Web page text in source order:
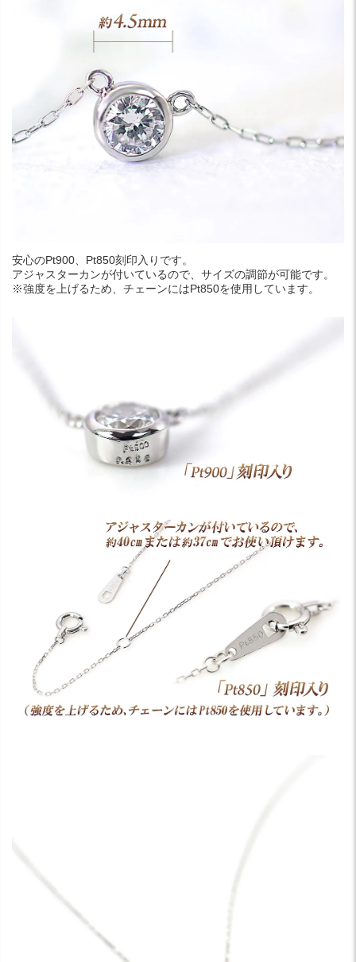
安心のPt900、Pt850刻印入りです。
アジャスターカンが付いているので、サイズの調節が可能です。
※強度を上げるため、チェーンにはPt850を使用しています。